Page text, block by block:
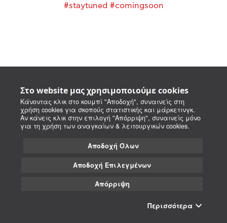
Στο website μας χρησιμοποιούμε cookies
Κάνοντας κλικ στο κουμπί "Αποδοχή", συναινείς στη
χρήση cookies για σκοπούς στατιστικής και μάρκετινγκ.
Αν κάνεις κλικ στην επιλογή "Απόρριψη", συναινείς μόνο
για τη χρήση των αναγκαίων & λειτουργικών cookies.
Αποδοχή Όλων
Αποδοχή Επιλεγμένων
Απόρριψη
Περισσότερα
#staytuned #comingsoon